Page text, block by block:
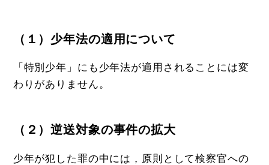
（１）少年法の適用について
「特別少年」にも少年法が適用されることには変
わりがありません。
（２）逆送対象の事件の拡大
少年が犯した罪の中には，原則として検察官への